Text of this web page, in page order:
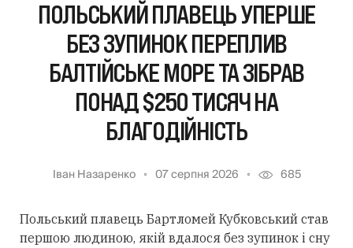
ПОЛЬСЬКИЙ ПЛАВЕЦЬ УПЕРШЕ
БЕЗ ЗУПИНОК ПЕРЕПЛИВ
БАЛТІЙСЬКЕ МОРЕ ТА ЗІБРАВ
ПОНАД $250 ТИСЯЧ НА
БЛАГОДІЙНІСТЬ
Іван Назаренко 07 серпня 2026 685
Польський плавець Бартломей Кубковський став
першою людиною, якій вдалося без зупинок і сну